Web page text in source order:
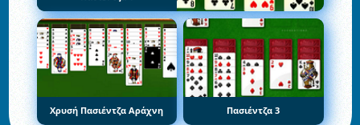
Χρυσή Πασιέντζα Αράχνη Πασιέντζα 3